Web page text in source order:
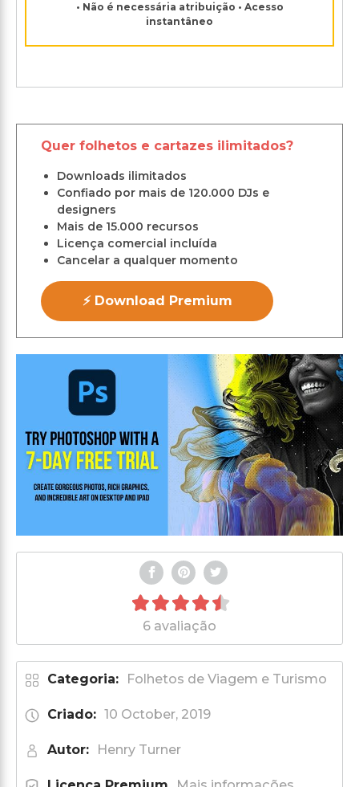
• Não é necessária atribuição • Acesso
instantâneo
Quer folhetos e cartazes ilimitados?
Downloads ilimitados
Confiado por mais de 120.000 DJs e
designers
Mais de 15.000 recursos
Licença comercial incluída
Cancelar a qualquer momento
⚡ Download Premium
6 avaliação
Categoria: Folhetos de Viagem e Turismo
Criado: 10 October, 2019
Autor: Henry Turner